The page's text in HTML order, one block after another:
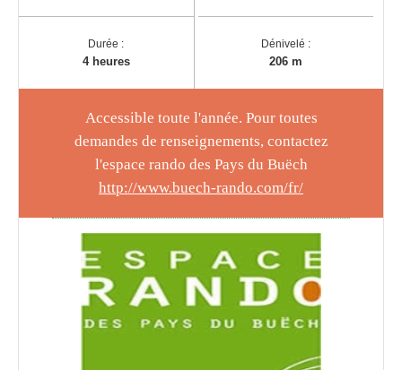
Durée :
4 heures
Dénivelé :
206 m
Accessible toute l'année. Pour toutes
demandes de renseignements, contactez
l'espace rando des Pays du Buëch
http://www.buech-rando.com/fr/